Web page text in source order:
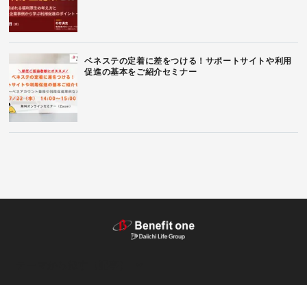
ベネステの定着に差をつける！サポートサイトや利用
促進の基本をご紹介セミナー